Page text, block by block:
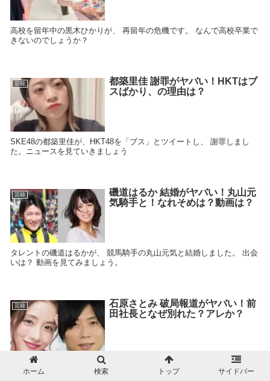
高校を留年中の黒木ひかりが、 再留年の危機です。 なんで高校卒業で
きないのでしょうか？
芸能
都築里佳 謝罪がヤバい！HKTはブ
スばかり、の理由は？
SKE48の都築里佳が、HKT48を「ブス」とツイートし、 謝罪しまし
た。ニュースを見ていきましょう
芸能
磯道はるか 結婚がヤバい！丸山元
気騎手と！なれそめは？動画は？
タレントの磯道はるかが、 競馬騎手の丸山元気と結婚しました。 出会
いは？ 動画を見てみましょう。
芸能
石原さとみ 破局報道がヤバい！前
田社長となぜ別れた？アレか？
石原さとみが噂の彼氏・前田社長と破局していたと報道されていま
す。 破局理由はなに？やはりアレ？
ホーム 検索 トップ サイドバー